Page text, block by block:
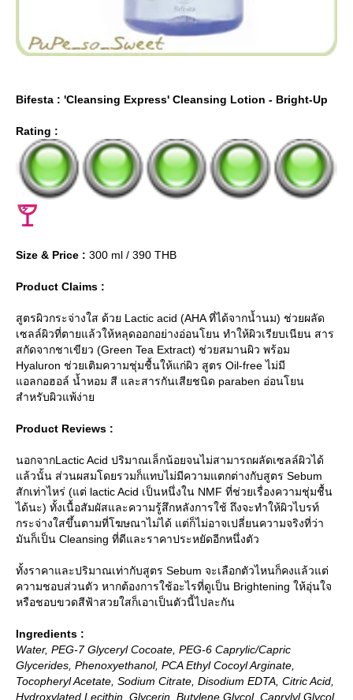
Bifesta : 'Cleansing Express' Cleansing Lotion - Bright-Up
Rating :
Size & Price : 300 ml / 390 THB
Product Claims :
สูตรผิวกระจ่างใส ด้วย Lactic acid (AHA ที่ได้จากน้ำนม) ช่วยผลัด
เซลล์ผิวที่ตายแล้วให้หลุดออกอย่างอ่อนโยน ทำให้ผิวเรียบเนียน สาร
สกัดจากชาเขียว (Green Tea Extract) ช่วยสมานผิว พร้อม
Hyaluron ช่วยเติมความชุ่มชื้นให้แก่ผิว สูตร Oil-free ไม่มี
อลกอฮอล์ น้ำหอม สี และสารกันเสียชนิด paraben อ่อนโยน
สำหรับผิวแพ้ง่า
Product Reviews :
นอกจากLactic Acid ปริมาณเล็กน้อยจนไม่สามารถผลัดเซลล์ผิวได้
ล้วนั้น ส่วนผสมโดยรวมก็แทบไม่มีความแตกต่างกับสูตร Sebum
สักเท่าไหร่ (แต่ lactic Acid เป็นหนึ่งใน NMF ที่ช่วยเรื่องความชุ่มชื้น
ได้นะ) ทั้งเนื้อสัมผัสและความรู้สึกหลังการใช้ ถึงจะทำให้ผิวไบรท์
กระจ่างใสขึ้นตามที่โฆษณาไม่ได้ แต่ก็ไม่อาจเปลี่ยนความจริงที่ว่า
มันก็เป็น Cleansing ที่ดีและราคาประหยัดอีกหนึ่งตัว
ทั้งราคาและปริมาณเท่ากับสูตร Sebum จะเลือกตัวไหนก็คงแล้วแต่
ความชอบส่วนตัว หากต้องการใช้อะไรที่ดูเป็น Brightening ให้อุ่นใจ
หรือชอบขวดสีฟ้าสวยใสก็เอาเป็นตัวนี้ไปละกัน
Ingredients :
Water, PEG-7 Glyceryl Cocoate, PEG-6 Caprylic/Capric
Glycerides, Phenoxyethanol, PCA Ethyl Cocoyl Arginate,
Tocopheryl Acetate, Sodium Citrate, Disodium EDTA, Citric Acid,
Hydroxylated Lecithin, Glycerin, Butylene Glycol, Caprylyl Glycol,